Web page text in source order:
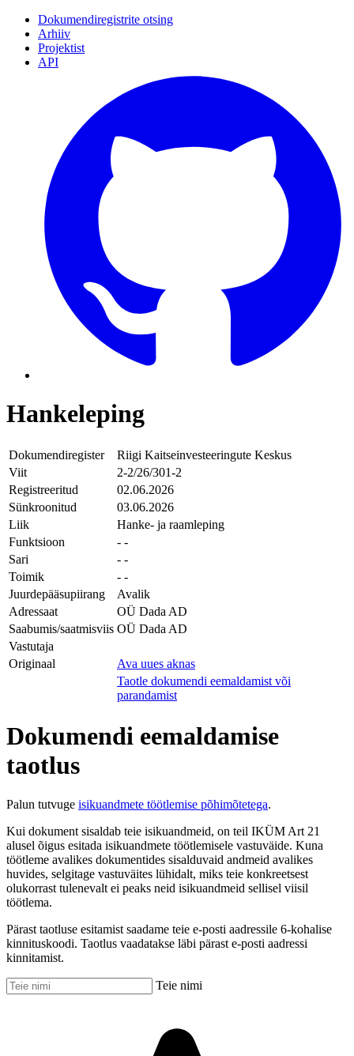
Dokumendiregistrite otsing
Arhiiv
Projektist
API
Hankeleping
Dokumendiregister
Riigi Kaitseinvesteeringute Keskus
Viit
2-2/26/301-2
Registreeritud
02.06.2026
Sünkroonitud
03.06.2026
Liik
Hanke- ja raamleping
Funktsioon
- -
Sari
- -
Toimik
- -
Juurdepääsupiirang
Avalik
Adressaat
OÜ Dada AD
Saabumis/saatmisviis OÜ Dada AD
Vastutaja
Originaal
Ava uues aknas
Taotle dokumendi eemaldamist või
parandamist
Dokumendi eemaldamise
taotlus
Palun tutvuge isikuandmete töötlemise põhimõtetega.
Kui dokument sisaldab teie isikuandmeid, on teil IKÜM Art 21
alusel õigus esitada isikuandmete töötlemisele vastuväide. Kuna
töötleme avalikes dokumentides sisalduvaid andmeid avalikes
huvides, selgitage vastuväites lühidalt, miks teie konkreetsest
olukorrast tulenevalt ei peaks neid isikuandmeid sellisel viisil
töötlema.
Pärast taotluse esitamist saadame teie e-posti aadressile 6-kohalise
kinnituskoodi. Taotlus vaadatakse läbi pärast e-posti aadressi
kinnitamist.
Teie nimi